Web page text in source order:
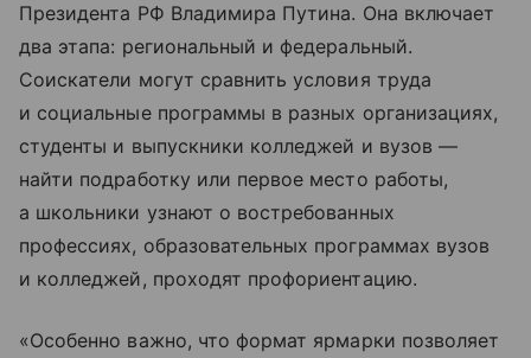
Президента РФ Владимира Путина. Она включает
два этапа: региональный и федеральный.
Соискатели могут сравнить условия труда
и социальные программы в разных организациях,
студенты и выпускники колледжей и вузов —
найти подработку или первое место работы,
а школьники узнают о востребованных
профессиях, образовательных программах вузов
и колледжей, проходят профориентацию.
«Особенно важно, что формат ярмарки позволяет